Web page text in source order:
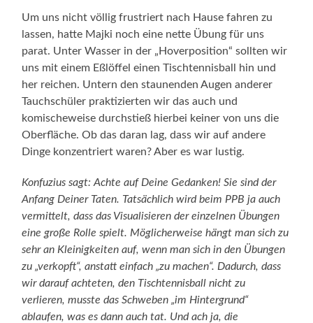
Um uns nicht völlig frustriert nach Hause fahren zu
lassen, hatte Majki noch eine nette Übung für uns
parat. Unter Wasser in der „Hoverposition“ sollten wir
uns mit einem Eßlöffel einen Tischtennisball hin und
her reichen. Untern den staunenden Augen anderer
Tauchschüler praktizierten wir das auch und
komischeweise durchstieß hierbei keiner von uns die
Oberfläche. Ob das daran lag, dass wir auf andere
Dinge konzentriert waren? Aber es war lustig.
Konfuzius sagt: Achte auf Deine Gedanken! Sie sind der
Anfang Deiner Taten. Tatsächlich wird beim PPB ja auch
vermittelt, dass das Visualisieren der einzelnen Übungen
eine große Rolle spielt. Möglicherweise hängt man sich zu
sehr an Kleinigkeiten auf, wenn man sich in den Übungen
zu „verkopft“, anstatt einfach „zu machen“. Dadurch, dass
wir darauf achteten, den Tischtennisball nicht zu
verlieren, musste das Schweben „im Hintergrund“
ablaufen, was es dann auch tat. Und ach ja, die